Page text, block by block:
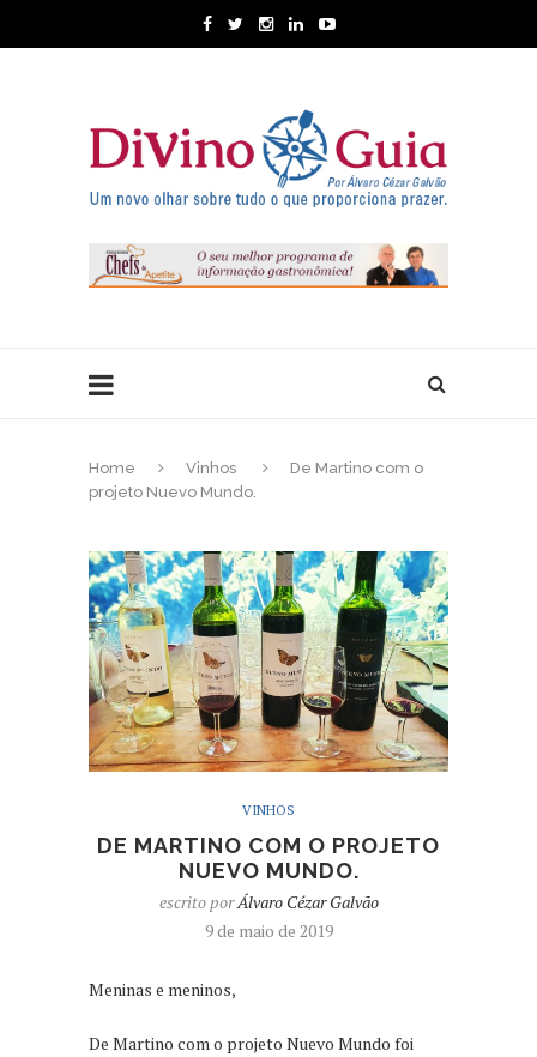
Home Vinhos
De Martino com o
projeto Nuevo Mundo.
VINHOS
DE MARTINO COM O PROJETO
NUEVO MUNDO.
escrito porÁlvaro Cézar Galvão
9 de maio de 2019
Meninas e meninos,
De Martino com o projeto Nuevo Mundo foi